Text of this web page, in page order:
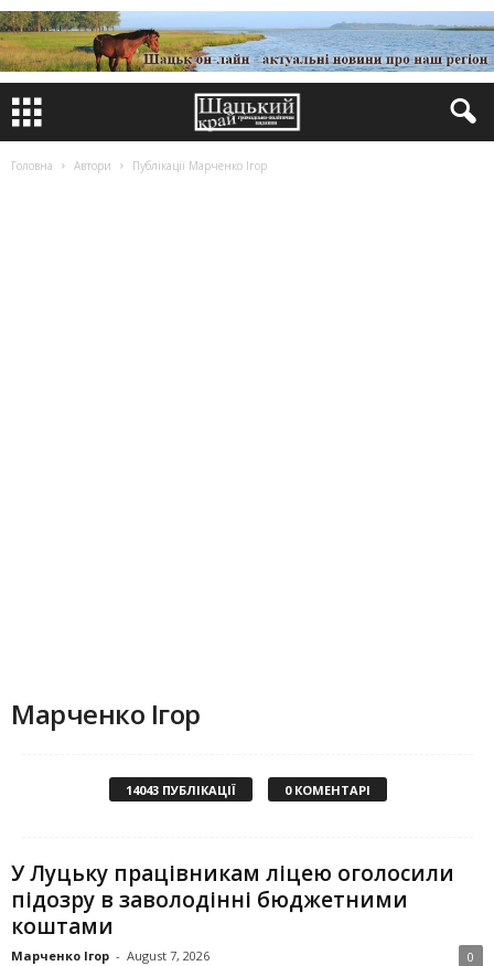
Головна Автори Публікації Марченко Ігор
Марченко Ігор
14043 ПУБЛІКАЦІЇ 0 КОМЕНТАРІ
У Луцьку працівникам ліцею оголосили
підозру в заволодінні бюджетними
коштами
Марченко Ігор - August 7, 2026 0